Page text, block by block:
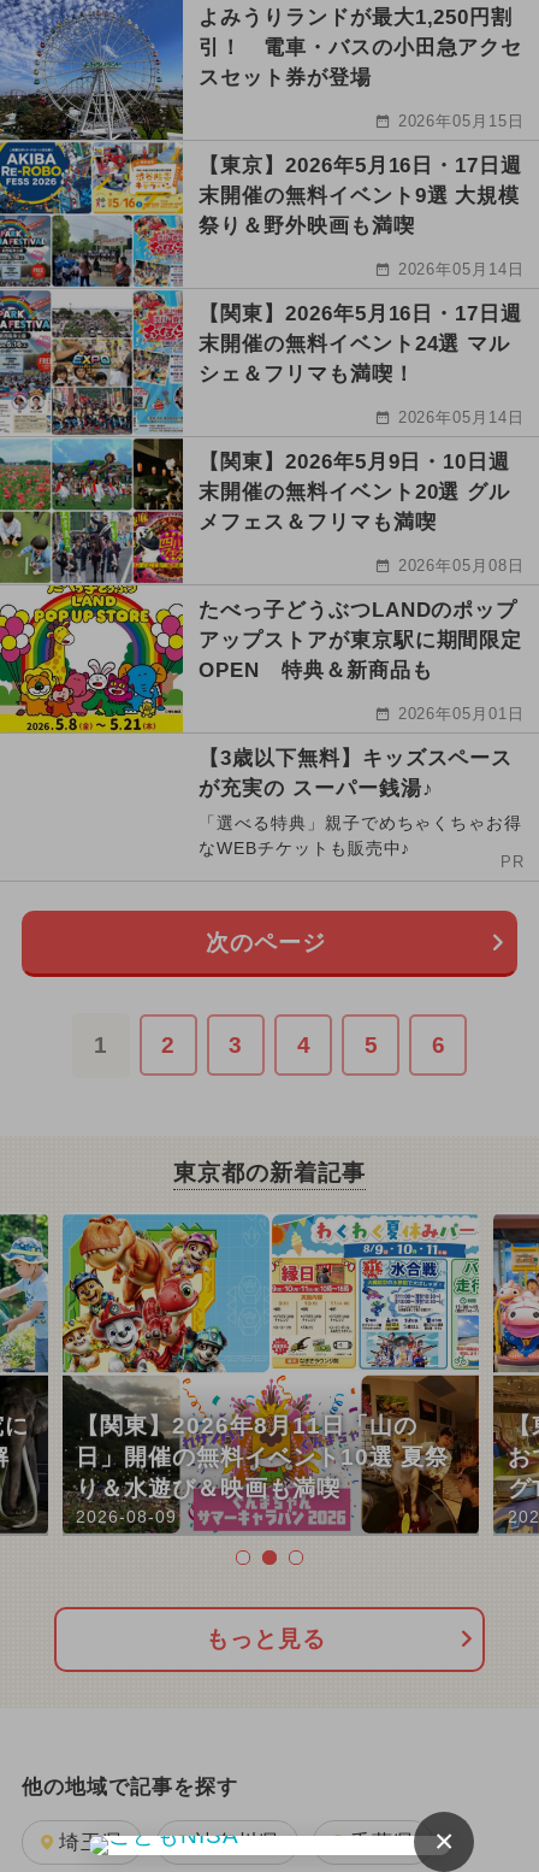
よみうりランドが最大1,250円割
引！ 電車・バスの小田急アクセ
スセット券が登場
2026年05月15日
【東京】2026年5月16日・17日週
末開催の無料イベント9選 大規模
祭り＆野外映画も満喫
2026年05月14日
【関東】2026年5月16日・17日週
末開催の無料イベント24選 マル
シェ＆フリマも満喫！
2026年05月14日
【関東】2026年5月9日・10日週
末開催の無料イベント20選 グル
メフェス＆フリマも満喫
2026年05月08日
たべっ子どうぶつLANDのポップ
アップストアが東京駅に期間限定
OPEN 特典＆新商品も
2026年05月01日
【3歳以下無料】キッズスペース
が充実の スーパー銭湯♪
「選べる特典」親子でめちゃくちゃお得
なWEBチケットも販売中♪
PR
次のページ
1 2 3 4 5 6
東京都の新着記事
に
【関東】2026年8月11日「山の
日」開催の無料イベント10選 夏祭
り＆水遊び＆映画も満喫
2026-08-09
【
お
グ
もっと見る
他の地域で記事を探す
埼玉県 神奈川県 千葉県 ×